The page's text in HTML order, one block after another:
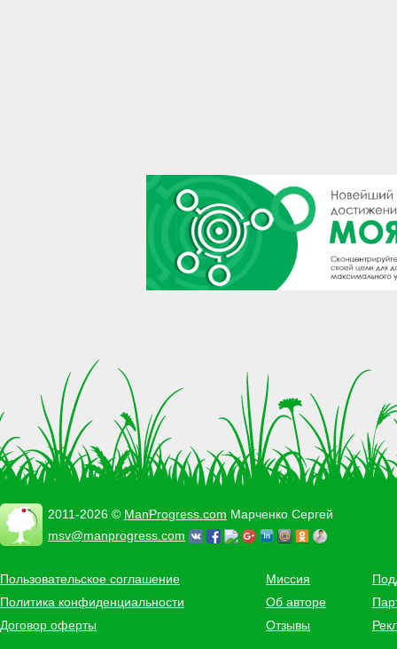
2011-2026 © ManProgress.com Марченко Сергей
msv@manprogress.com
Пользовательское соглашение
Политика конфиденциальности
Договор оферты
Миссия
Об авторе
Отзывы